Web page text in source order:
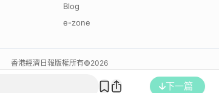
下一篇
Blog
e-zone
香港經濟日報版權所有©2026